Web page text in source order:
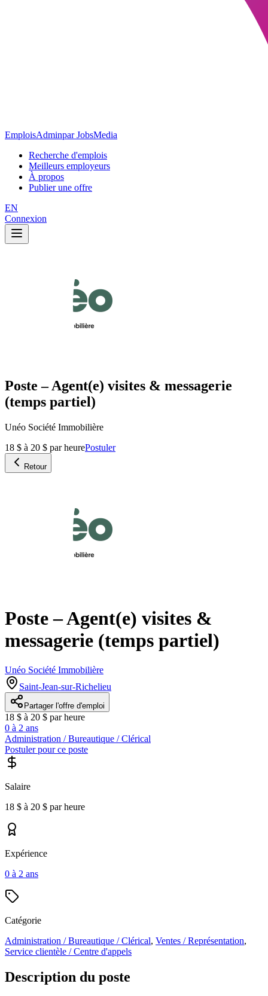
EmploisAdminpar JobsMedia
Recherche d'emplois
Meilleurs employeurs
À propos
Publier une offre
EN
Connexion
Poste – Agent(e) visites & messagerie
(temps partiel)
Unéo Société Immobilière
18 $ à 20 $ par heurePostuler
Retour
Poste – Agent(e) visites &
messagerie (temps partiel)
Unéo Société Immobilière
Saint-Jean-sur-Richelieu
Partager l'offre d'emploi
18 $ à 20 $ par heure
0 à 2 ans
Administration / Bureautique / Clérical
Postuler pour ce poste
Salaire
18 $ à 20 $ par heure
Expérience
0 à 2 ans
Catégorie
Administration / Bureautique / Clérical, Ventes / Représentation,
Service clientèle / Centre d'appels
Description du poste